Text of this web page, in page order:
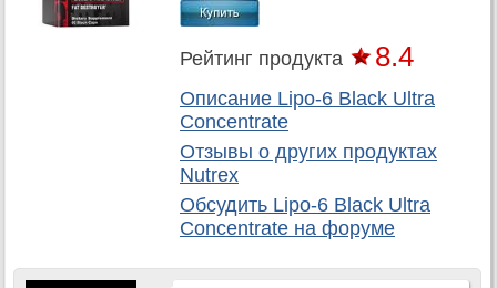
Рейтинг продукта 8.4
Описание Lipo-6 Black Ultra
Concentrate
Отзывы о других продуктах
Nutrex
Обсудить Lipo-6 Black Ultra
Concentrate на форуме